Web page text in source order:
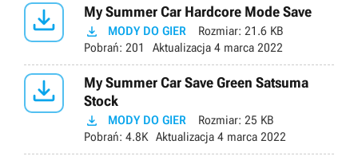
 My Summer Car Hardcore Mode Save
 MODY DO GIER Rozmiar: 21.6 KB
Pobrań: 201 Aktualizacja 4 marca 2022

My Summer Car Save Green Satsuma
Stock
 MODY DO GIER Rozmiar: 25 KB
Pobrań: 4.8K Aktualizacja 4 marca 2022